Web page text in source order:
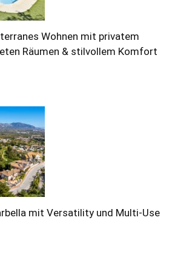
Wohnen mit privatem
Räumen & stilvollem Komfort
mit Versatility und Multi-Use